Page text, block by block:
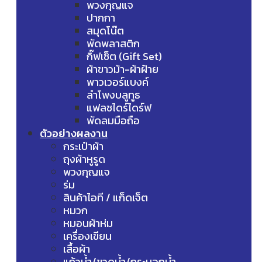
พวงกุญแจ
ปากกา
สมุดโน๊ต
พัดพลาสติก
กิ๊ฟเซ็ต (Gift Set)
ผ้าขาวม้า-ผ้าฝ้าย
พาวเวอร์แบงค์
ลำโพงบลูทูธ
แฟลชไดร์ไดร์ฟ
พัดลมมือถือ
ตัวอย่างผลงาน
กระเป๋าผ้า
ถุงผ้าหูรูด
พวงกุญแจ
ร่ม
สินค้าไอที / แก็ดเจ็ต
หมวก
หมอนผ้าห่ม
เครื่องเขียน
เสื้อผ้า